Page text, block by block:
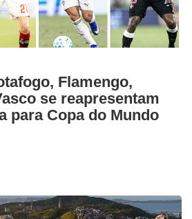
Flamengo,
se reapresentam
para Copa do Mundo